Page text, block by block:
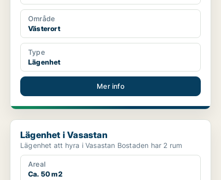
Område
Västerort
Type
Lägenhet
Mer info
Lägenhet i Vasastan
Lägenhet i Vasastan
Lägenhet att hyra i Vasastan Bostaden har 2 rum
Areal
Ca. 50 m2